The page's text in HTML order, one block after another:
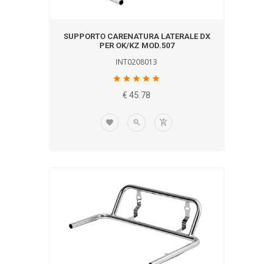
SUPPORTO CARENATURA LATERALE DX
PER OK/KZ MOD.507
INT0208013
€ 45.78